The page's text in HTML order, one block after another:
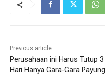
Previous article
Perusahaan ini Harus Tutup 3
Hari Hanya Gara-Gara Payung